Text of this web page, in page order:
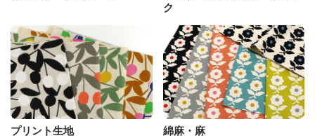
ク
プリント生地 綿麻・麻